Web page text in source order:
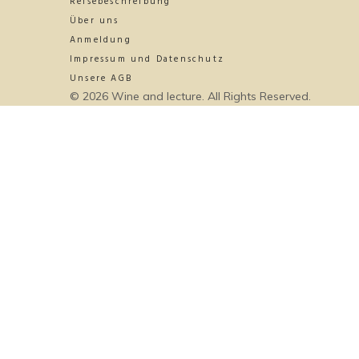
Über uns
Anmeldung
Impressum und Datenschutz
Unsere AGB
© 2026 Wine and lecture. All Rights Reserved.